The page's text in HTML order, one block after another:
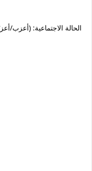
الحالة الاجتماعية: